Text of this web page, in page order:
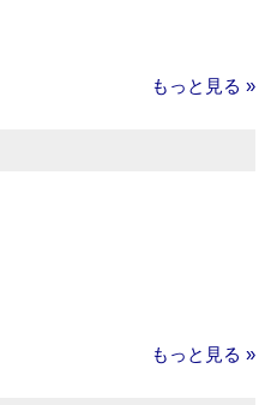
もっと見る »
もっと見る »